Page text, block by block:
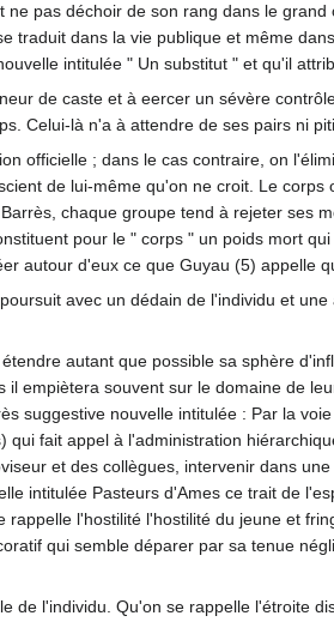
pas déchoir de son rang dans le
traduit dans la vie publique et même
intitulée " Un substitut " et qu'il
de caste et à eercer un sévère
Celui-là n'a à attendre de ses pairs ni
officielle ; dans le cas contraire, on
de lui-même qu'on ne croit. Le
chaque groupe tend à rejeter ses
pour le " corps " un poids mort
autour d'eux ce que Guyau (5) appelle
avec un dédain de l'individu et
autant que possible sa sphère
empiètera souvent sur le domaine de
suggestive nouvelle intitulée : Par la
fait appel à l'administration
et des collègues, intervenir dans
intitulée Pasteurs d'Ames ce trait de
l'hostilité l'hostilité du jeune et
qui semble déparer par sa tenue
de l'individu. Qu'on se rappelle l'étroite